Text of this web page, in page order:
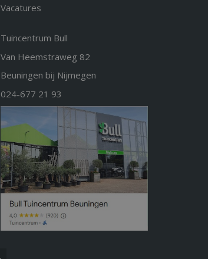
Vacatures
Tuincentrum Bull
Van Heemstraweg 82
Beuningen bij Nijmegen
024-677 21 93